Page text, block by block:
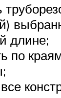
длине;
по